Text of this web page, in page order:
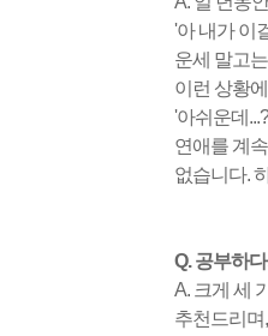
'아 내가 이
운세 말고
이런 상황
'아쉬운데
연애를 계
없습니다.
Q. 공부하
A. 크게 세
추천드리